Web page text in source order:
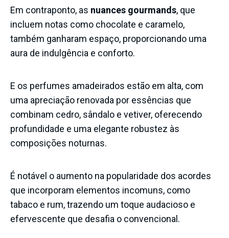
Em contraponto, as nuances gourmands, que
incluem notas como chocolate e caramelo,
também ganharam espaço, proporcionando uma
aura de indulgência e conforto.
E os perfumes amadeirados estão em alta, com
uma apreciação renovada por essências que
combinam cedro, sândalo e vetiver, oferecendo
profundidade e uma elegante robustez às
composições noturnas.
É notável o aumento na popularidade dos acordes
que incorporam elementos incomuns, como
tabaco e rum, trazendo um toque audacioso e
efervescente que desafia o convencional.